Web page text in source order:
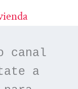
canal
a